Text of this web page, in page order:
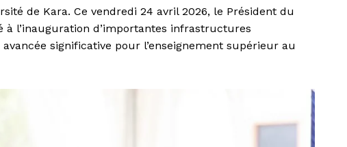
de Kara. Ce vendredi 24 avril 2026, le Président du
à l’inauguration d’importantes infrastructures
significative pour l’enseignement supérieur au